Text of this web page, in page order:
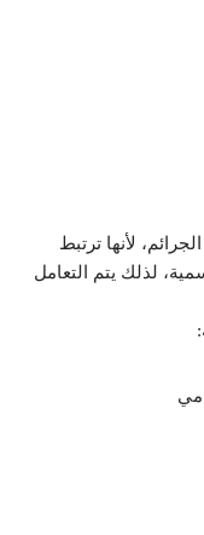
لأنها ترتبط
لذلك يتم التعامل